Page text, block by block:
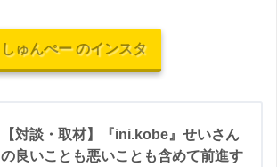
しゅんぺー のインスタ
【対談・取材】『ini.kobe』せいさん
の良いことも悪いことも含めて前進す